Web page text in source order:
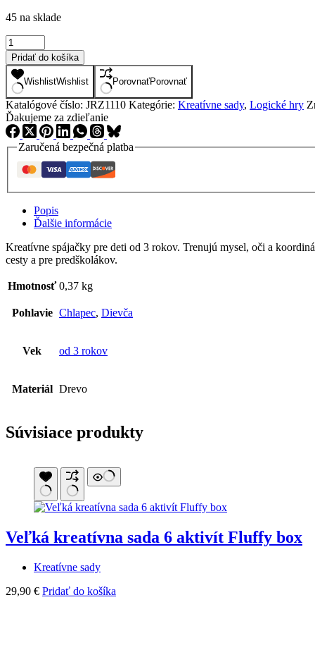
45 na sklade
množstvo
Kreatívne
spájačky
drevené
Pridať do košíka
WishlistWishlist PorovnaťPorovnať
Katalógové číslo: JRZ1110 Kategórie: Kreatívne sady, Logické hry
Ďakujeme za zdieľanie
Zaručená bezpečná platba
Popis
Ďalšie informácie
Kreatívne spájačky pre deti od 3 rokov. Trenujú mysel, oči a
cesty a pre predškolákov.
Hmotnosť 0,37 kg
Pohlavie Chlapec, Dievča
Vek od 3 rokov
Materiál Drevo
Súvisiace produkty
Veľká kreatívna sada 6 aktivít Fluffy box
Kreatívne sady
29,90 € Pridať do košíka